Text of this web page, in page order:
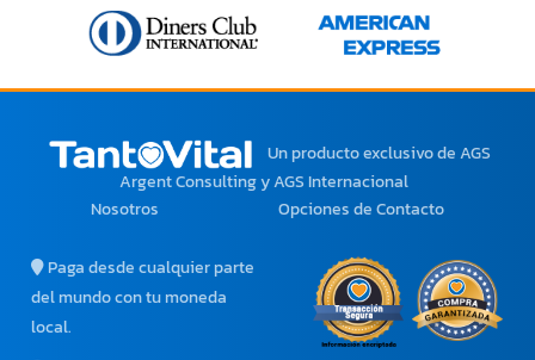
Un producto exclusivode AGS
Argent Consulting y AGS Internacional
Nosotros
Opciones de Contacto
Paga desde cualquier parte
del mundo con tu moneda
local.